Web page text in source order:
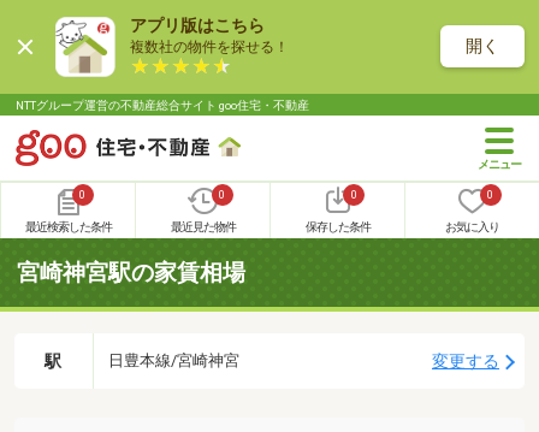
アプリ版はこちら
複数社の物件を探せる！ 開く
NTTグループ運営の不動産総合サイト goo住宅・不動産
0
最近検索した条件
0
最近見た物件
0
保存した条件
0
お気に入り
宮崎神宮駅の家賃相場
駅 日豊本線/宮崎神宮 変更する